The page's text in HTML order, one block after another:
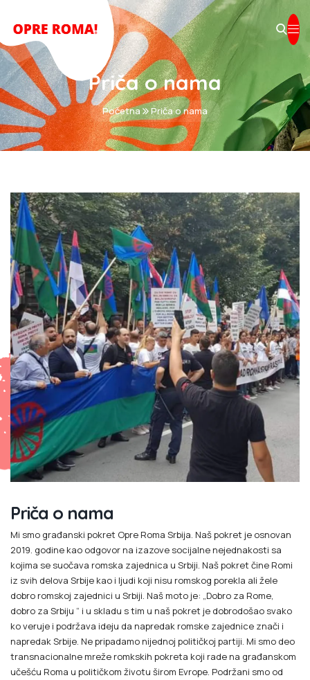
Priča o nama
Početna Priča o nama
Priča o nama
Mi smo građanski pokret Opre Roma Srbija. Naš pokret je osnovan
2019. godine kao odgovor na izazove socijalne nejednakosti sa
kojima se suočava romska zajednica u Srbiji. Naš pokret čine Romi
iz svih delova Srbije kao i ljudi koji nisu romskog porekla ali žele
dobro romskoj zajednici u Srbiji. Naš moto je: „Dobro za Rome,
dobro za Srbiju “ i u skladu s tim u naš pokret je dobrodošao svako
ko veruje i podržava ideju da napredak romske zajednice znači i
napredak Srbije. Ne pripadamo nijednoj političkoj partiji. Mi smo deo
transnacionalne mreže romkskih pokreta koji rade na građanskom
učešću Roma u političkom životu širom Evrope. Podržani smo od